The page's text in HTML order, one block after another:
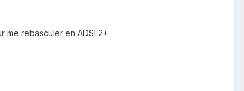
me rebasculer en ADSL2+.